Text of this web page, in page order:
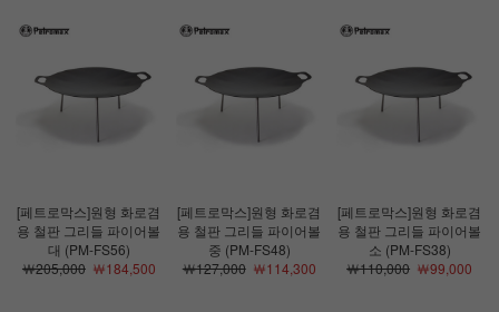
[페트로막스]원형 화로겸
용 철판 그리들 파이어볼
대 (PM-FS56)
￦205,000￦184,500
[페트로막스]원형 화로겸
용 철판 그리들 파이어볼
중 (PM-FS48)
￦127,000￦114,300
[페트로막스]원형 화로겸
용 철판 그리들 파이어볼
소 (PM-FS38)
￦110,000 ￦99,000